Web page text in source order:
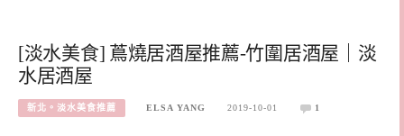
[淡水美食] 蔦燒居酒屋推薦-竹圍居酒屋｜淡
水居酒屋
新北。淡水美食推薦 ELSA YANG 2019-10-01 1